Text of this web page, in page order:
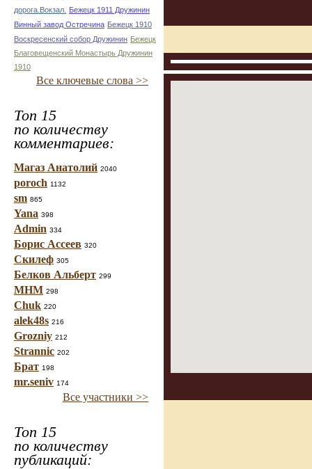
дорога.Вокзал.
Бежецк 1911 Дружинин
Винный завод Остречина Бежецк 1910
Воскресенский собор Дружинин Бежецк
Благовещенский Монастырь Дружинин
1910
Все ключевые слова >>
Топ 15
по количеству
комментариев:
Магаз Анатолий 2040
poroch 1132
sm 865
Yana 398
Admin 334
Борис Ассеев 320
Скилеф 305
Белков Альберт 299
МНМ 298
Chuk 220
alek48s 216
Grozniy 212
Strannic 202
Брат 198
mr.seniv 174
Все участники >>
Топ 15
по количеству
публикаций: